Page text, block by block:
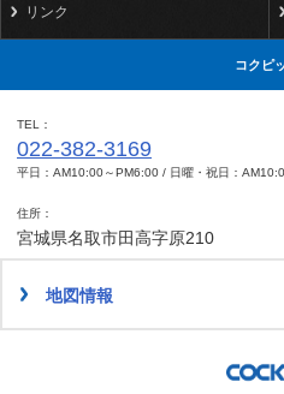
リンク
コクピ
TEL
022-382-3169
平日：AM10:00～PM6:00 / 日曜・祝日：
住所
宮城県名取市田高字原210
地図情報